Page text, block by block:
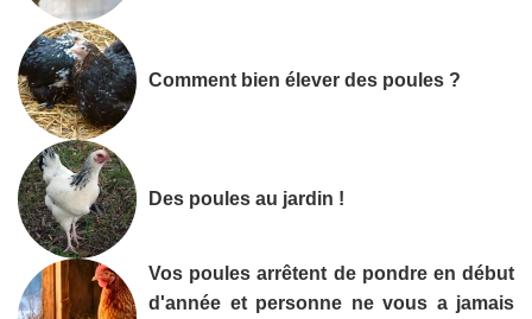
Comment bien élever des poules ?
Des poules au jardin !
Vos poules arrêtent de pondre en début
d'année et personne ne vous a jamais